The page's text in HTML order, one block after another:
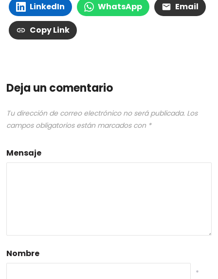
LinkedIn WhatsApp Email
Copy Link
Deja un comentario
Tu dirección de correo electrónico no será publicada. Los
campos obligatorios están marcados con *
Mensaje
Nombre
*